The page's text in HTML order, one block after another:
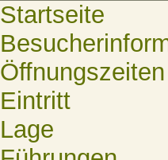
Startseite
Öffnungszeiten
Eintritt
Lage